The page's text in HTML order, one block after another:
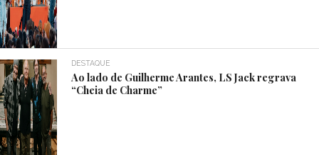
DESTAQUE
Ao lado de Guilherme Arantes, LS Jack regrava
“Cheia de Charme”